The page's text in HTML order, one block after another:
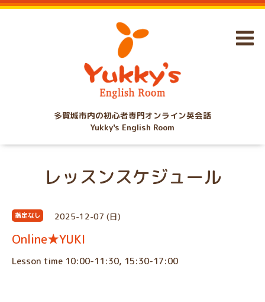
多賀城市内の初心者専門オンライン英会話
Yukky's English Room
レッスンスケジュール
指定なし 2025-12-07 (日)
Online★YUKI
Lesson time 10:00-11:30, 15:30-17:00